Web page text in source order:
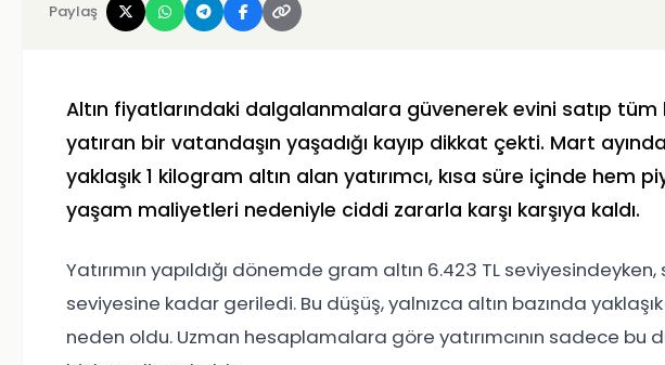
Paylaş
Altın fiyatlarındaki dalgalanmalara güvenerek evini satıp
yatıran bir vatandaşın yaşadığı kayıp dikkat çekti. Mart
yaklaşık 1 kilogram altın alan yatırımcı, kısa süre içinde
yaşam maliyetleri nedeniyle ciddi zararla karşı karşıya kaldı.
Yatırımın yapıldığı dönemde gram altın 6.423 TL
seviyesine kadar geriledi. Bu düşüş, yalnızca altın bazında
neden oldu. Uzman hesaplamalara göre yatırımcının sadece bu